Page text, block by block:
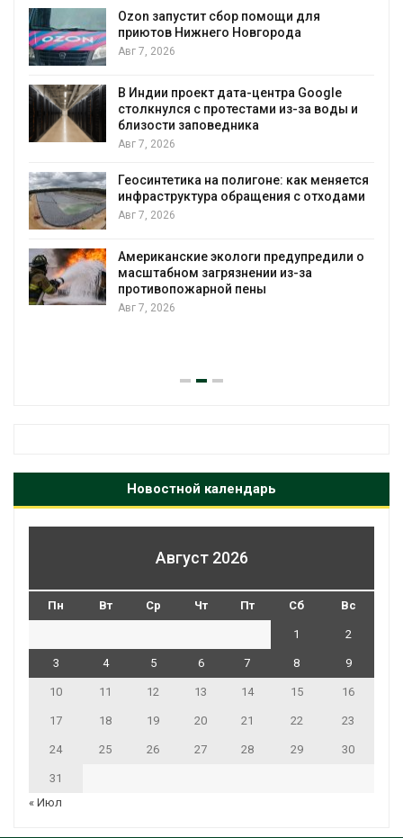
помощи для
Новгорода
центра Google
из-за воды и
как меняется
с отходами
предупредили о
из-за
пены
Авг 7, 2026
Солнечные панели
воду
Авг 7, 2026
Авг 7, 2026
уборку контейнерных
Авг 7, 2026
Новостной календарь
Август 2026
Пн Вт Ср Чт Пт Сб Вс
1 2
3 4 5 6 7 8 9
10 11 12 13 14 15 16
17 18 19 20 21 22 23
24 25 26 27 28 29 30
31
« Июл